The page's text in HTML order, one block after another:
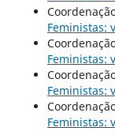
Feministas:
Feministas:
Feministas:
Feministas: